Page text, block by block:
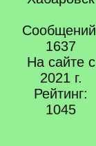
1637
На сайте с
2021 г.
Рейтинг:
1045